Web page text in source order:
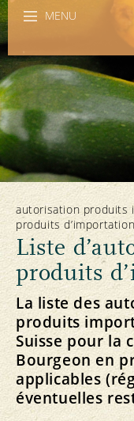
MENU
autorisation produits
produits d’importation
Liste
produits
La liste des
produits
Suisse pour la
Bourgeon en
applicables
éventuelles